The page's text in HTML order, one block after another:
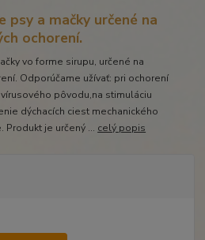
psy a mačky určené na
ochorení.
vo forme sirupu, určené na
Odporúčame užívať: pri ochorení
pôvodu,na stimuláciu
dýchacích ciest mechanického
Produkt je určený ... celý popis